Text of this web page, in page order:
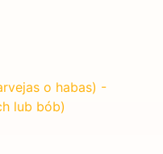
o habas) -
lub bób)